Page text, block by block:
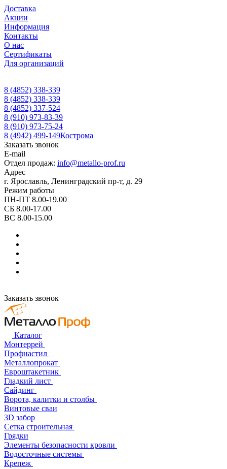
Доставка
Акции
Информация
Контакты
О нас
Сертификаты
Для организаций
8 (4852) 338-339
8 (4852) 338-339
8 (4852) 337-524
8 (910) 973-83-39
8 (910) 973-75-24
8 (4942) 499-149Кострома
Заказать звонок
E-mail
Отдел продаж: info@metallo-prof.ru
Адрес
г. Ярославль, Ленинградский пр-т, д. 29
Режим работы
ПН-ПТ 8.00-19.00
СБ 8.00-17.00
ВС 8.00-15.00
Заказать звонок
Каталог
Монтеррей
Профнастил
Металлопрокат
Евроштакетник
Гладкий лист
Сайдинг
Ворота, калитки и столбы
Винтовые сваи
3D забор
Сетка строительная
Грядки
Элементы безопасности кровли
Водосточные системы
Крепеж